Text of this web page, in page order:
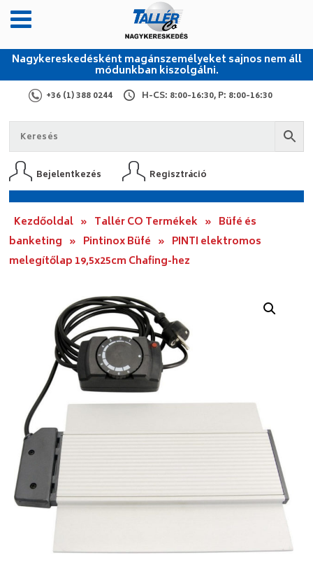
Nagykereskedésként magánszemélyeket sajnos nem áll
módunkban kiszolgálni.
+36 (1) 388 0244 H-CS: 8:00-16:30, P: 8:00-16:30
Bejelentkezés Regisztráció
Kezdőoldal » Tallér CO Termékek » Büfé és
banketing » Pintinox Büfé » PINTI elektromos
melegítőlap 19,5x25cm Chafing-hez